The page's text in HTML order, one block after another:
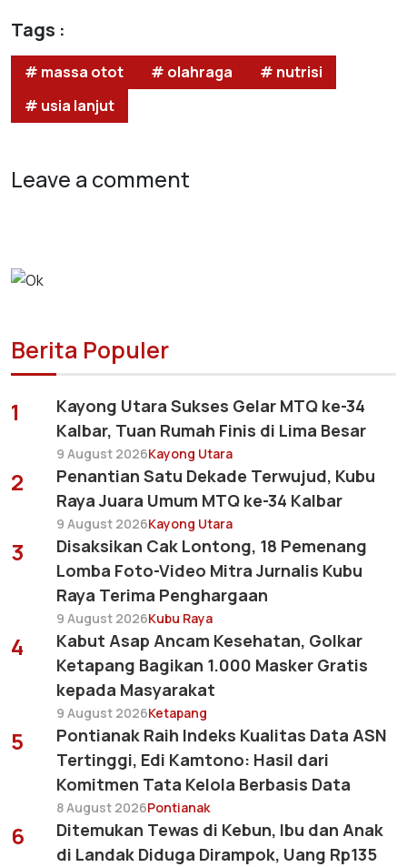
Tags :
# massa otot # olahraga
# nutrisi
# usia lanjut
Leave a comment
Berita Populer
1
Kayong Utara Sukses Gelar MTQ ke-34
Kalbar, Tuan Rumah Finis di Lima Besar
9 August 2026Kayong Utara
2
Penantian Satu Dekade Terwujud, Kubu
Raya Juara Umum MTQ ke-34 Kalbar
9 August 2026Kayong Utara
3
Disaksikan Cak Lontong, 18 Pemenang
Lomba Foto-Video Mitra Jurnalis Kubu
Raya Terima Penghargaan
9 August 2026Kubu Raya
4
Kabut Asap Ancam Kesehatan, Golkar
Ketapang Bagikan 1.000 Masker Gratis
kepada Masyarakat
9 August 2026Ketapang
5
Pontianak Raih Indeks Kualitas Data ASN
Tertinggi, Edi Kamtono: Hasil dari
Komitmen Tata Kelola Berbasis Data
8 August 2026Pontianak
6
Ditemukan Tewas di Kebun, Ibu dan Anak
di Landak Diduga Dirampok, Uang Rp135